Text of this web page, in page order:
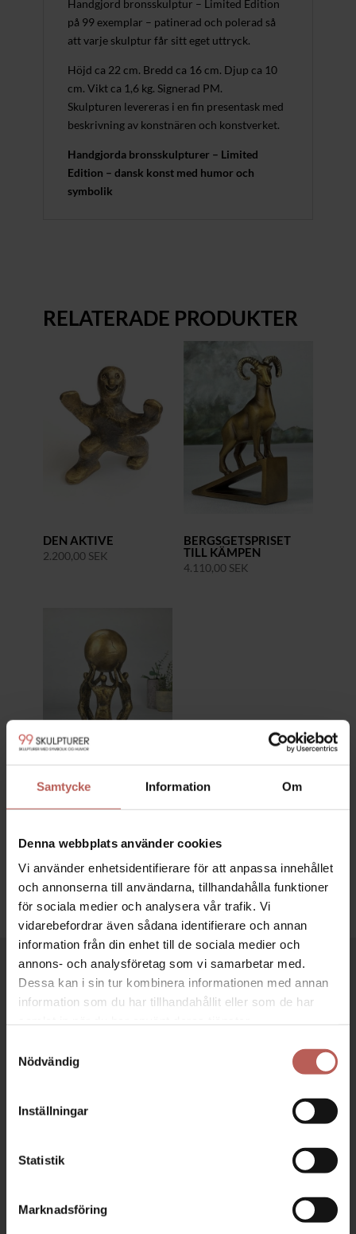
Samtycke Information Om
Denna webbplats använder cookies
Vi använder enhetsidentifierare för att anpassa innehållet
och annonserna till användarna, tillhandahålla funktioner
för sociala medier och analysera vår trafik. Vi
vidarebefordrar även sådana identifierare och annan
information från din enhet till de sociala medier och
annons- och analysföretag som vi samarbetar med.
Dessa kan i sin tur kombinera informationen med annan
information som du har tillhandahållit eller som de har
Nödvändig
Inställningar
Statistik
Marknadsföring
Handgjord bronsskulptur – Limited Edition
på 99 exemplar – patinerad och polerad så
att varje skulptur får sitt eget uttryck.
Höjd ca 22 cm. Bredd ca 16 cm. Djup ca 10
cm. Vikt ca 1,6 kg. Signerad PM.
Skulpturen levereras i en fin presentask med
beskrivning av konstnären och konstverket.
Handgjorda bronsskulpturer – Limited
Edition – dansk konst med humor och
symbolik
RELATERADE PRODUKTER
DEN AKTIVE
2.200,00 SEK
BERGSGETSPRISET
TILL KÄMPEN
4.110,00 SEK
LYFTER I FLOCK
J 90 DAGARS RETUR
Hos oss har du alltid 90 dagars full returrätt

När du köper en skulptur hos oss har du alltid
 100% NÖJDHET